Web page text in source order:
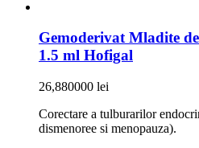
Gemoderivat Mladite
1.5 ml Hofigal
26,880000 lei
Corectare a tulburarilor
dismenoree si menopauza).